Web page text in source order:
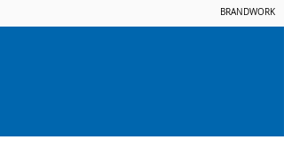
BRANDWORK